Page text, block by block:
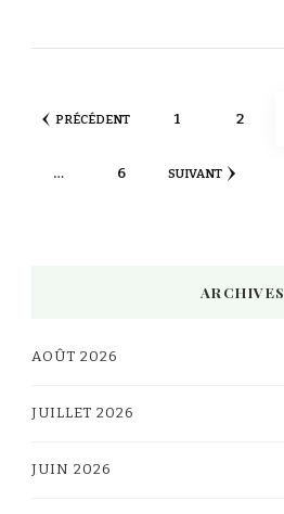
Pagination
publications
PRÉCÉDENT PAGE
1 PAGE
2
… PAGE
6 SUIVANT
ARCHIVES
AOÛT 2026
JUILLET 2026
JUIN 2026